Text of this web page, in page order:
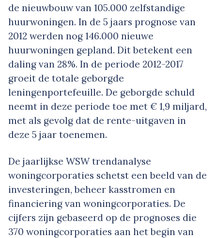
de nieuwbouw van 105.000 zelfstandige
huurwoningen. In de 5 jaars prognose van
2012 werden nog 146.000 nieuwe
huurwoningen gepland. Dit betekent een
daling van 28%. In de periode 2012-2017
groeit de totale geborgde
leningenportefeuille. De geborgde schuld
neemt in deze periode toe met € 1,9 miljard,
met als gevolg dat de rente-uitgaven in
deze 5 jaar toenemen.
De jaarlijkse WSW trendanalyse
woningcorporaties schetst een beeld van de
investeringen, beheer kasstromen en
financiering van woningcorporaties. De
cijfers zijn gebaseerd op de prognoses die
370 woningcorporaties aan het begin van